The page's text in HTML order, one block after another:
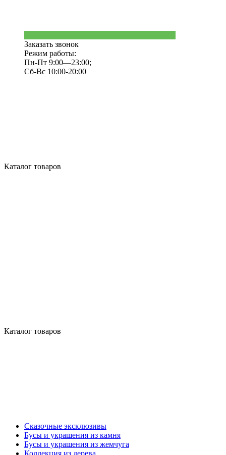
Заказать звонок
Режим работы:
Пн-Пт 9:00—23:00;
Сб-Вс 10:00-20:00
Каталог товаров
Каталог товаров
Сказочные эксклюзивы
Бусы и украшения из камня
Бусы и украшения из жемчуга
Коллекция из дерева